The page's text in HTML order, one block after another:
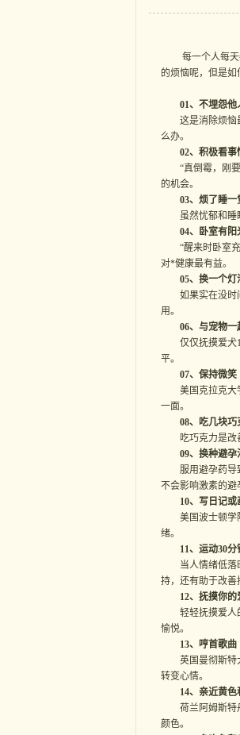
每一个人每天都
的烦恼呢，但是如
01、不埋怨他
这是消除烦恼最
么办。
02、积极看事
“真倒霉，刚要
的机会。
03、烦了睡一
虽然忧郁和睡眠
04、卧室有阳
“醒来时卧室充
对*健康最有益。
05、换一个灯
如果实在没时间
用。
06、与宠物一
仅仅抚摸爱犬
平。
07、保持微笑
美国克拉克大学
一面。
08、吃几块巧
吃巧克力是改善
09、换种避孕
服用避孕药导致
不会影响激素的避
10、写日记或
美国波士顿学院
绪。
11、运动30分
当人情绪低落时
持，还有助于改善
12、抚摸你的
轻轻抚摸爱人的
愉悦。
13、哼首歌曲
英国曼彻斯特大
转变心情。
14、亲近黄色
荷兰阿姆斯特丹
颜色。